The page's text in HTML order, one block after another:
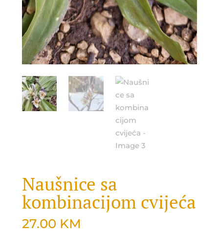
Naušnice sa
kombinacijom cvijeća
27.00 KM